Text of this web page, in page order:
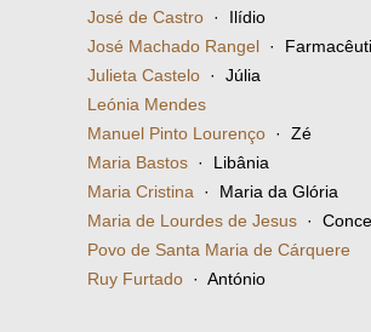
José de Castro · Ilídio
José Machado Rangel ·
Julieta Castelo · Júlia
Leónia Mendes
Manuel Pinto Lourenço · Zé
Maria Bastos · Libânia
Maria Cristina · Maria da Glória
Maria de Lourdes de Jesus ·
Povo de Santa Maria de Cárquere
Ruy Furtado · António